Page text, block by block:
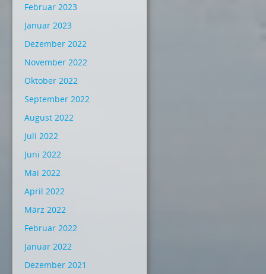
Februar 2023
Januar 2023
Dezember 2022
November 2022
Oktober 2022
September 2022
August 2022
Juli 2022
Juni 2022
Mai 2022
April 2022
März 2022
Februar 2022
Januar 2022
Dezember 2021